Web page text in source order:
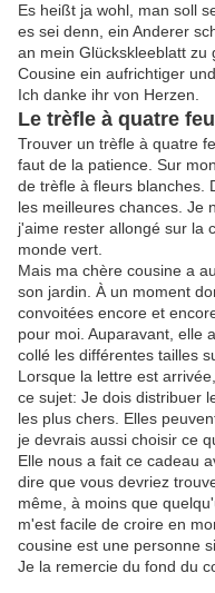
Es heißt ja wohl, man soll
es sei denn, ein Anderer
an mein Glückskleeblatt zu
Cousine ein aufrichtiger
Ich danke ihr von Herzen.
Le trèfle à quatre
Trouver un trèfle à quatre
faut de la patience. Sur
de trèfle à fleurs blanches.
les meilleures chances. Je
j'aime rester allongé sur la
monde vert.
Mais ma chère cousine a
son jardin. À un moment
convoitées encore et
pour moi. Auparavant, elle
collé les différentes tailles
Lorsque la lettre est
ce sujet: Je dois distribuer
les plus chers. Elles
je devrais aussi choisir ce
Elle nous a fait ce cadeau
dire que vous devriez
même, à moins que
m'est facile de croire en
cousine est une personne
Je la remercie du fond du